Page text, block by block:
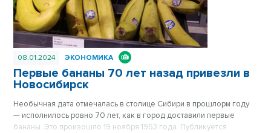
08.01.2024 ЭКОНОМИКА
Первые бананы 70 лет назад привезли в
Новосибирск
Необычная дата отмечалась в столице Сибири в прошлорм году
— исполнилось ровно 70 лет, как в город доставили первые
бананы. Это произошло 19 ноября 1953 года. Публикуется